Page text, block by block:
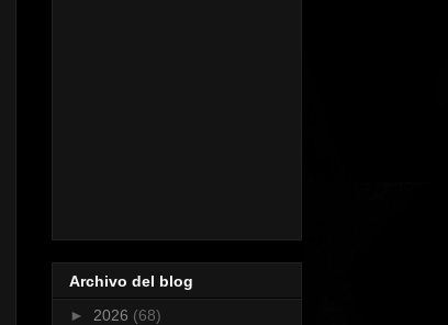
Archivo del blog
► 2026 (68)